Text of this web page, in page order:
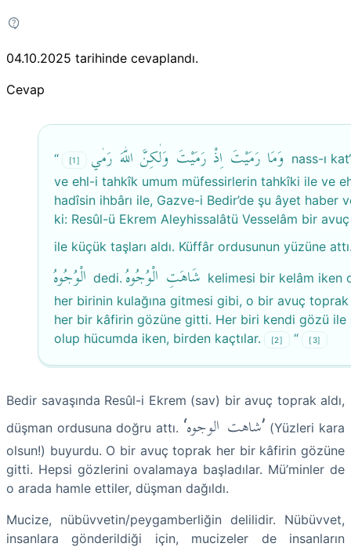
04.10.2025 tarihinde cevaplandı.
Cevap
“ [1]
nass-ı
ve ehl-i tahkîk umum müfessirlerin tahkîki ile ve
hadîsin ihbârı ile, Gazve-i Bedir’de şu âyet haber
ki: Resûl-ü Ekrem Aleyhissalâtü Vesselâm bir
ile küçük taşları aldı. Küffâr ordusunun yüzüne
الْوُجُوهُdedi.
kelimesi bir kelâm iken
her birinin kulağına gitmesi gibi, o bir avuç
her bir kâfirin gözüne gitti. Her biri kendi gözü ile
olup hücumda iken, birden kaçtılar.
[2] “ [3]
Bedir savaşında Resûl-i Ekrem (sav) bir avuç toprak aldı,
düşman ordusuna doğru attı.
‘شاهت الوجوه’ (Yüzleri kara
olsun!) buyurdu. O bir avuç toprak her bir kâfirin gözüne
gitti. Hepsi gözlerini ovalamaya başladılar. Mü’minler de
o arada hamle ettiler, düşman dağıldı.
Mucize, nübüvvetin/peygamberliğin delilidir. Nübüvvet,
insanlara gönderildiği için, mucizeler de insanların